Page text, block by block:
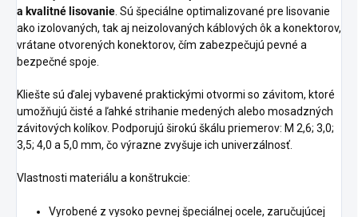
a kvalitné lisovanie. Sú špeciálne optimalizované pre lisovanie
ako izolovaných, tak aj neizolovaných káblových ôk a konektorov,
vrátane otvorených konektorov, čím zabezpečujú pevné a
bezpečné spoje.
Kliešte sú ďalej vybavené praktickými otvormi so závitom, ktoré
umožňujú čisté a ľahké strihanie medených alebo mosadzných
závitových kolíkov. Podporujú širokú škálu priemerov: M 2,6; 3,0;
3,5; 4,0 a 5,0 mm, čo výrazne zvyšuje ich univerzálnosť.
Vlastnosti materiálu a konštrukcie:
Vyrobené z vysoko pevnej špeciálnej ocele, zaručujúcej